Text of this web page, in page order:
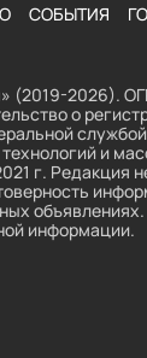
СОБЫТИЯ
2026).
о
и
г. Редакция
информации.